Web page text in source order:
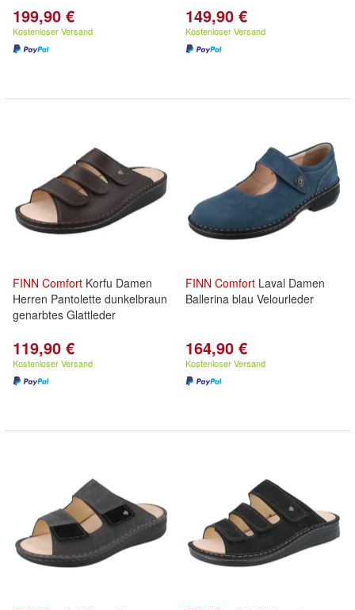
199,90 €
Kostenloser Versand
149,90 €
Kostenloser Versand
FINN Comfort Korfu Damen
Herren Pantolette dunkelbraun
genarbtes Glattleder
119,90 €
Kostenloser Versand
FINN Comfort Laval Damen
Ballerina blau Velourleder
164,90 €
Kostenloser Versand